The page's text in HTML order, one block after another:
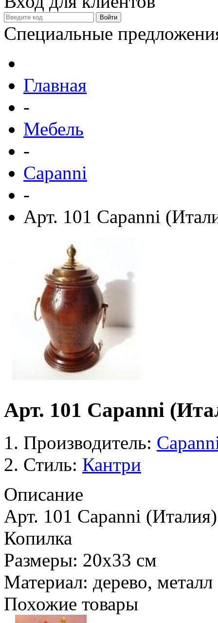
Специальные
Главная
-
Мебель
-
Capanni
-
Арт. 101 Capanni
Арт. 101 Capanni
Производитель:
Стиль: Кантри
Описание
Арт. 101 Capanni (Италия)
Копилка
Размеры: 20x33 см
Материал: дерево, металл
Похожие товары